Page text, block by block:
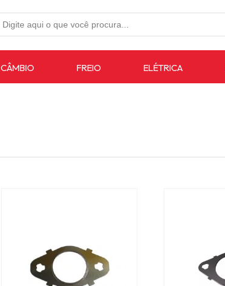
CÂMBIO FREIO ELÉTRICA